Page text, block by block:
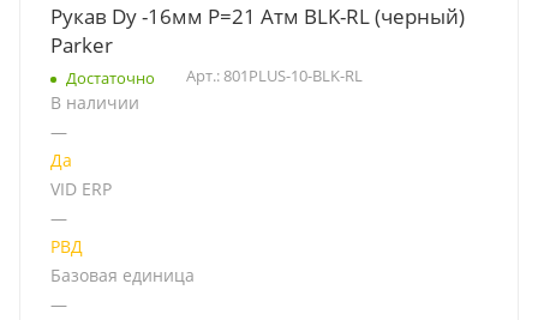
Рукав Dy -16мм P=21 Атм BLK-RL (черный)
Parker
Достаточно Арт.: 801PLUS-10-BLK-RL
В наличии
—
Да
VID ERP
—
РВД
Базовая единица
—